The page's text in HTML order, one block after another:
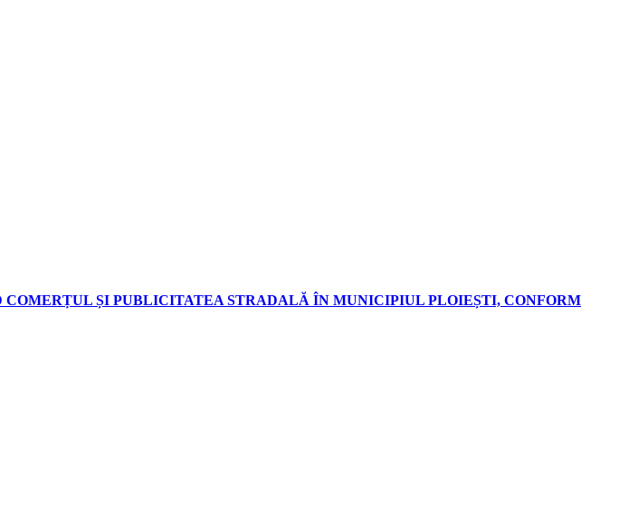
ȘI PUBLICITATEA STRADALĂ ÎN MUNICIPIUL PLOIEȘTI, CONFORM